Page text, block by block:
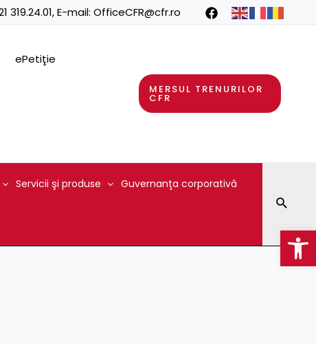
319.24.01, E-mail: OfficeCFR@cfr.ro
ePetiţie
MERSUL TRENURILOR
CFR
Servicii şi produse Guvernanţa corporativă